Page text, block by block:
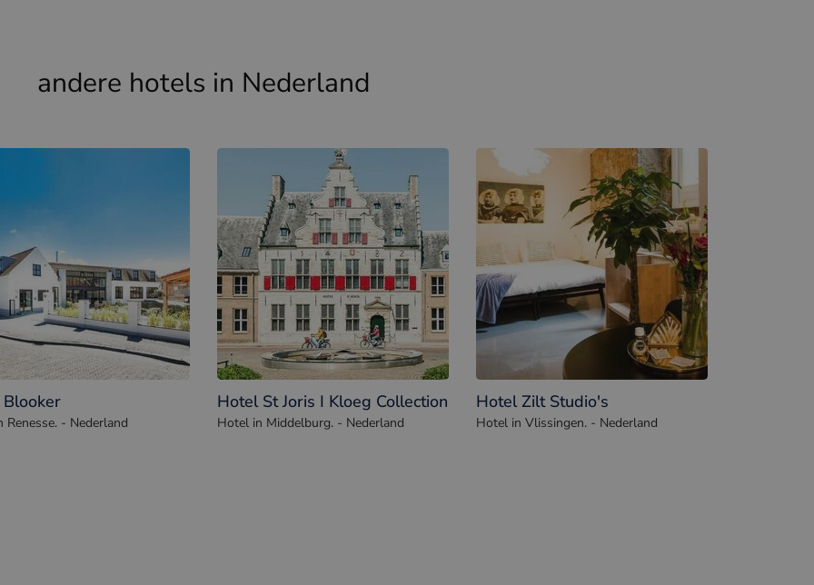
andere hotels in Nederland
Renesse. - Nederland
Hotel St Joris I Kloeg Collection
Hotel in Middelburg. - Nederland
Hotel Zilt Studio's
Hotel in Vlissingen. - Nederland